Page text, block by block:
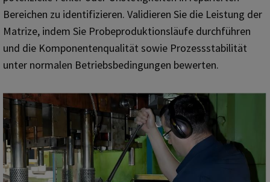
Bereichen zu identifizieren. Validieren Sie die Leistung der
Matrize, indem Sie Probeproduktionsläufe durchführen
und die Komponentenqualität sowie Prozessstabilität
unter normalen Betriebsbedingungen bewerten.